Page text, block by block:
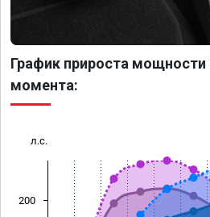
График прироста мощности
момента:
л.с.
200